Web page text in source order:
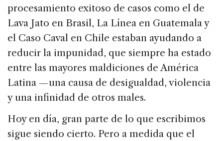
procesamiento exitoso de casos como el de
Lava Jato en Brasil, La Línea en Guatemala y
el Caso Caval en Chile estaban ayudando a
reducir la impunidad, que siempre ha estado
entre las mayores maldiciones de América
Latina — una causa de desigualdad, violencia
y una infinidad de otros males.
Hoy en día, gran parte de lo que escribimos
sigue siendo cierto. Pero a medida que el